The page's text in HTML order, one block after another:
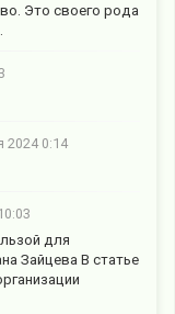
Это своего рода
2024 0:14
для
Зайцева В статье